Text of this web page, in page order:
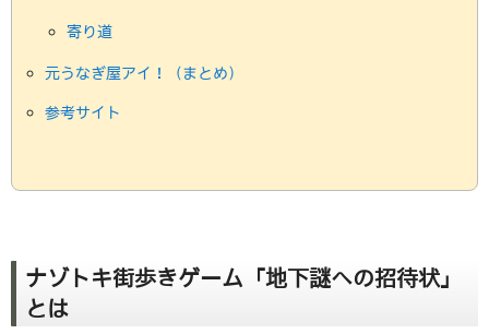
寄り道
元うなぎ屋アイ！（まとめ）
参考サイト
ナゾトキ街歩きゲーム「地下謎への招待状」
とは